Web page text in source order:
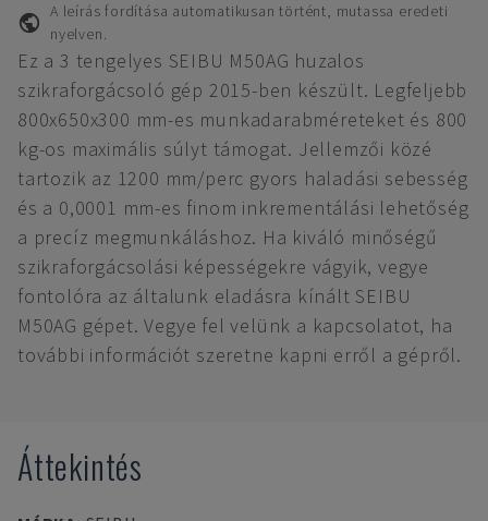
A leírás fordítása automatikusan történt, mutassa eredeti
nyelven.
Ez a 3 tengelyes SEIBU M50AG huzalos
szikraforgácsoló gép 2015-ben készült. Legfeljebb
800x650x300 mm-es munkadarabméreteket és 800
kg-os maximális súlyt támogat. Jellemzői közé
tartozik az 1200 mm/perc gyors haladási sebesség
és a 0,0001 mm-es finom inkrementálási lehetőség
a precíz megmunkáláshoz. Ha kiváló minőségű
szikraforgácsolási képességekre vágyik, vegye
fontolóra az általunk eladásra kínált SEIBU
M50AG gépet. Vegye fel velünk a kapcsolatot, ha
további információt szeretne kapni erről a gépről.
Áttekintés